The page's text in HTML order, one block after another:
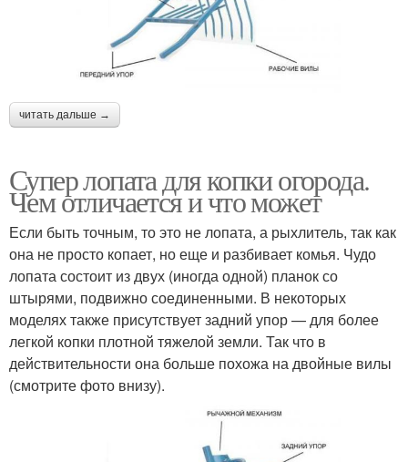
читать дальше →
Супер лопата для копки огорода.
Чем отличается и что может
Если быть точным, то это не лопата, а рыхлитель, так как
она не просто копает, но еще и разбивает комья. Чудо
лопата состоит из двух (иногда одной) планок со
штырями, подвижно соединенными. В некоторых
моделях также присутствует задний упор — для более
легкой копки плотной тяжелой земли. Так что в
действительности она больше похожа на двойные вилы
(смотрите фото внизу).